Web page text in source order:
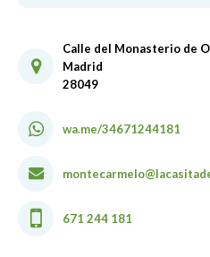
Calle del Monasterio de
Madrid
28049
wa.me/34671244181
671 244 181